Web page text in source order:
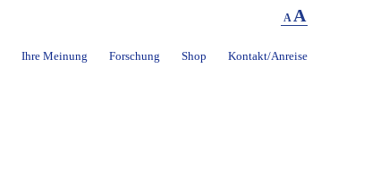
A A
Ihre Meinung Forschung Shop Kontakt/Anreise